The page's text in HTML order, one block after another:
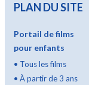
PLAN DU SITE
Portail de films
pour enfants
• Tous les films
• À partir de 3 ans